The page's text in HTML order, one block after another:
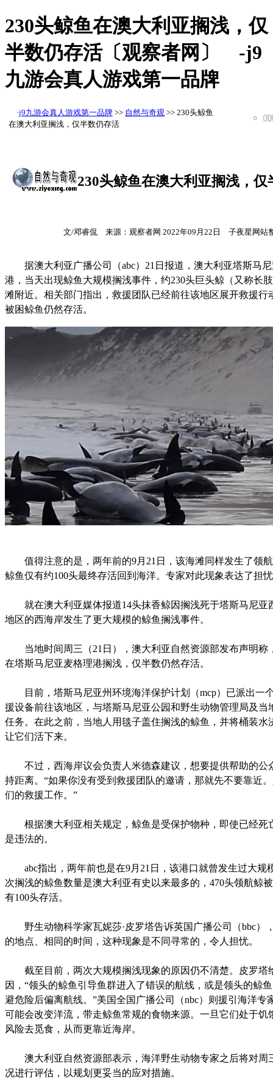
230头鲸鱼在澳大利亚搁浅，仅
半数仍存活〔观察者网〕 -j9
九游会真人游戏第一品牌
·j9九游会真人游戏第一品牌 >> 自然与奇观 >> 230头鲸鱼
在澳大利亚搁浅，仅半数仍存活
230头鲸鱼在澳大利亚搁浅，仅
文/邓睿侃 来源：观察者网 2022年09月22日 子夜星网站
据澳大利亚广播公司（abc）21日报道，澳大利亚塔斯马尼
港，当天出现鲸鱼大规模搁浅事件，约230头巨头鲸（又称长
滩附近。相关部门指出，救援团队已经前往该地区展开救援行
被困鲸鱼仍然存活。
值得注意的是，两年前的9月21日，该海滩同样发生了领航
鲸鱼仅有约100头最终存活回到海洋。专家对此现象表达了担
就在澳大利亚媒体报道14头抹香鲸因搁浅死于塔斯马尼亚
地区的西海岸发生了更大规模的鲸鱼搁浅事件。
当地时间周三（21日），澳大利亚自然资源部发布声明称
在塔斯马尼亚麦格理港搁浅，仅半数仍然存活。
目前，塔斯马尼亚州环境海洋保护计划（mcp）已派出一
援设备前往该地区，与塔斯马尼亚公园和野生动物管理局及当
任务。在此之前，当地人用毯子盖住搁浅的鲸鱼，并将桶装水
让它们活下来。
不过，西海岸议会负责人米德森建议，想要提供帮助的公
持距离。“如果你没有受到救援团队的邀请，那就先不要靠近
们的救援工作。”
根据澳大利亚相关规定，鲸鱼是受保护物种，即使已经死
是违法的。
abc指出，两年前也是在9月21日，该港口就曾发生过大规
次搁浅的鲸鱼数量是澳大利亚有史以来最多的，470头领航鲸
有100头存活。
野生动物科学家瓦妮莎·皮罗塔告诉英国广播公司（bbc）
的地点、相同的时间，这种现象是不同寻常的，令人担忧。
截至目前，两次大规模搁浅现象的原因仍不清楚。皮罗塔
因，“领头的鲸鱼引导鱼群进入了错误的航线，或是领头的鲸
避危险后偏离航线。”美国全国广播公司（nbc）则援引海洋专
可能会改变洋流，带走鲸鱼常规的食物来源。一旦它们处于饥
风险去觅食，从而更靠近海岸。
澳大利亚自然资源部表示，海洋野生动物专家之后将对周
况进行评估，以规划更妥当的应对措施。